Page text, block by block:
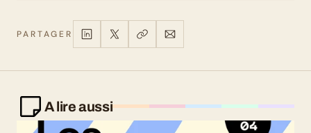
PARTAGER
A lire aussi